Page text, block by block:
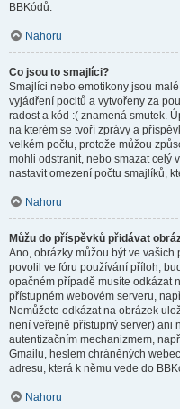
BBKódů.
Nahoru
Co jsou to smajlíci?
Smajlíci nebo emotikony jsou
vyjádření pocitů a vytvořeny za
radost a kód :( znamená smutek.
na kterém se tvoří zprávy a
velkém počtu, protože můžou
mohli odstranit, nebo smazat celý
nastavit omezení počtu smajlíků,
Nahoru
Můžu do příspěvků přidávat
Ano, obrázky můžou být ve
povolil ve fóru používání příloh,
opačném případě musíte odkázat
přístupném webovém serveru,
Nemůžete odkázat na obrázek
není veřejně přístupný server) ani
autentizačním mechanizmem,
Gmailu, heslem chráněných
adresu, která k němu vede do
Nahoru